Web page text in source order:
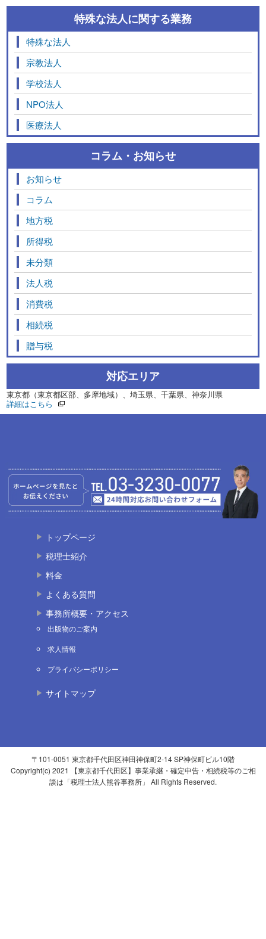
特殊な法人に関する業務
特殊な法人
宗教法人
学校法人
NPO法人
医療法人
コラム・お知らせ
お知らせ
コラム
地方税
所得税
未分類
法人税
消費税
相続税
贈与税
対応エリア
東京都（東京都区部、多摩地域）、埼玉県、千葉県、神奈川県
詳細はこちら
トップページ
税理士紹介
料金
よくある質問
事務所概要・アクセス
出版物のご案内
求人情報
プライバシーポリシー
サイトマップ
〒101-0051 東京都千代田区神田神保町2-14 SP神保町ビル10階
Copyright(c) 2021 【東京都千代田区】事業承継・確定申告・相続税等のご相
談は「税理士法人熊谷事務所」 All Rights Reserved.